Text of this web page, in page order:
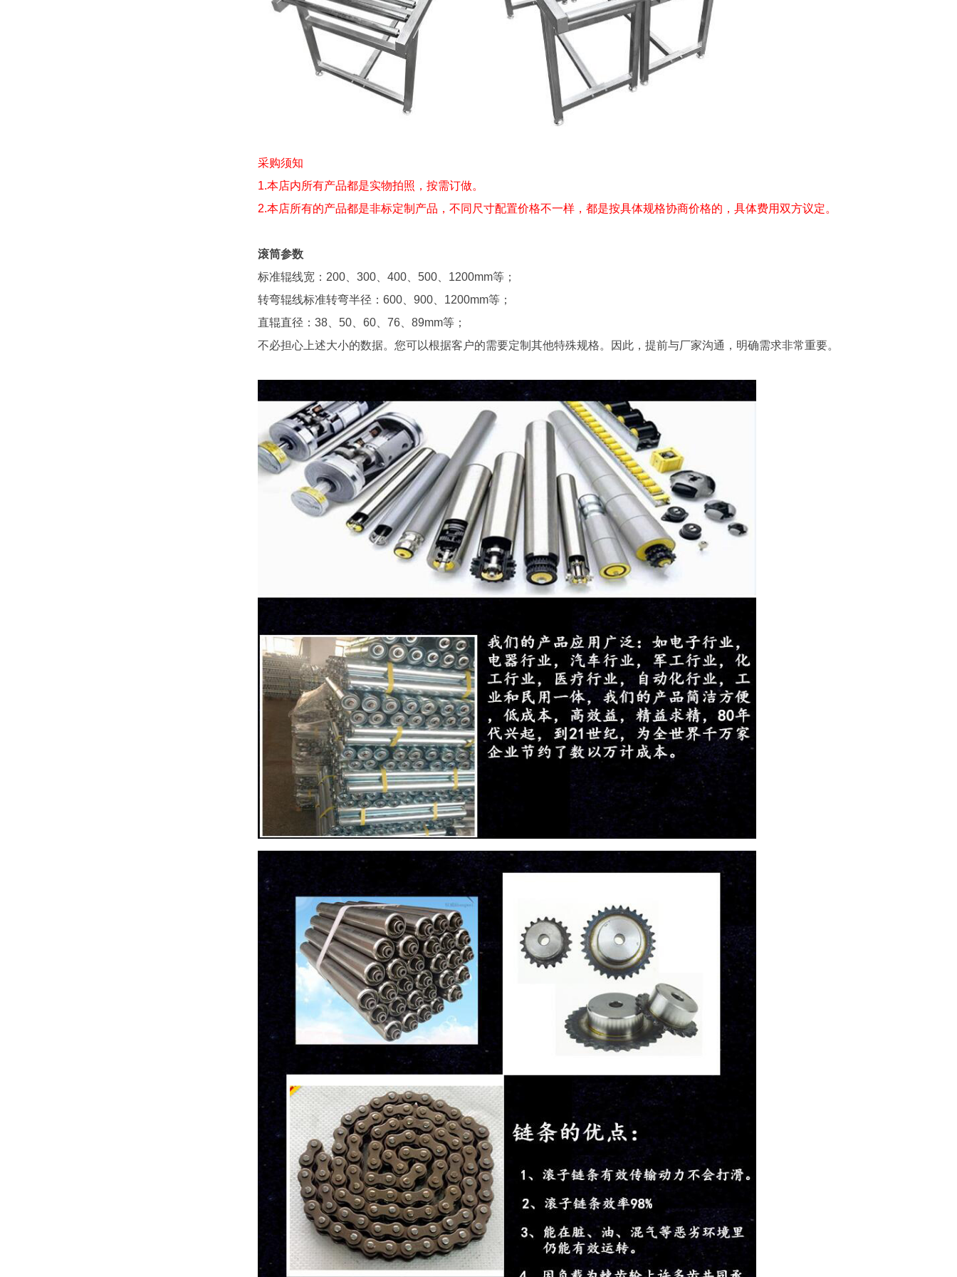
采购须知
1.本店内所有产品都是实物拍照，按需订做。
2.本店所有的产品都是非标定制产品，不同尺寸配置价格不一样，都是按具体规格协商价格的，具体费用双方议定。
滚筒参数
标准辊线宽：200、300、400、500、1200mm等；
转弯辊线标准转弯半径：600、900、1200mm等；
直辊直径：38、50、60、76、89mm等；
不必担心上述大小的数据。您可以根据客户的需要定制其他特殊规格。因此，提前与厂家沟通，明确需求非常重要。